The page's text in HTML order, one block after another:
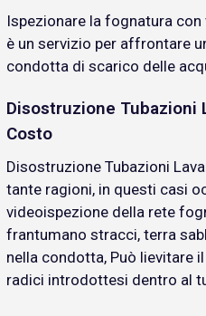
Ispezionare la fognatura
è un servizio per affrontare
condotta di scarico delle
Disostruzione Tubazioni
Costo
Disostruzione Tubazioni
tante ragioni, in questi casi
videoispezione della rete
frantumano stracci, terra
nella condotta, Può lievitare
radici introdottesi dentro al